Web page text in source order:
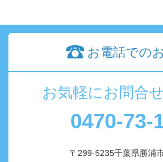
お電話での
お気軽にお問合
0470-73-
〒299-5235千葉県勝浦